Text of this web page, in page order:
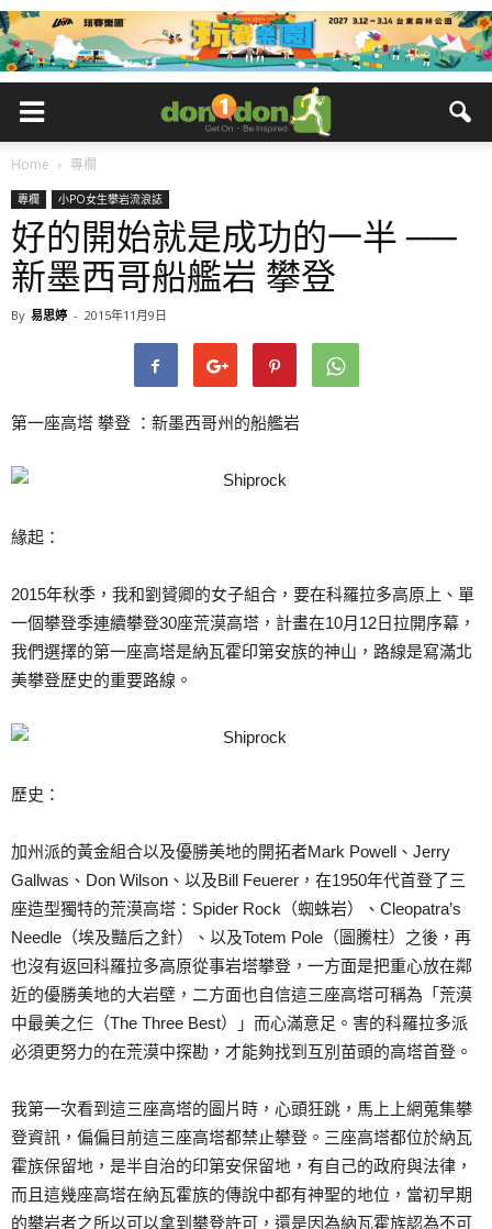
Home 專欄
專欄 小PO女生攀岩流浪誌
好的開始就是成功的一半 ──
新墨西哥船艦岩 攀登
By 易思婷 - 2015年11月9日
第一座高塔 攀登 ：新墨西哥州的船艦岩
緣起：
2015年秋季，我和劉贇卿的女子組合，要在科羅拉多高原上、單
一個攀登季連續攀登30座荒漠高塔，計畫在10月12日拉開序幕，
我們選擇的第一座高塔是納瓦霍印第安族的神山，路線是寫滿北
美攀登歷史的重要路線。
歷史：
加州派的黃金組合以及優勝美地的開拓者Mark Powell、Jerry
Gallwas、Don Wilson、以及Bill Feuerer，在1950年代首登了三
座造型獨特的荒漠高塔：Spider Rock（蜘蛛岩）、Cleopatra’s
Needle（埃及豔后之針）、以及Totem Pole（圖騰柱）之後，再
也沒有返回科羅拉多高原從事岩塔攀登，一方面是把重心放在鄰
近的優勝美地的大岩壁，二方面也自信這三座高塔可稱為「荒漠
中最美之仨（The Three Best）」而心滿意足。害的科羅拉多派
必須更努力的在荒漠中探勘，才能夠找到互別苗頭的高塔首登。
我第一次看到這三座高塔的圖片時，心頭狂跳，馬上上網蒐集攀
登資訊，偏偏目前這三座高塔都禁止攀登。三座高塔都位於納瓦
霍族保留地，是半自治的印第安保留地，有自己的政府與法律，
而且這幾座高塔在納瓦霍族的傳說中都有神聖的地位，當初早期
的攀岩者之所以可以拿到攀登許可，還是因為納瓦霍族認為不可